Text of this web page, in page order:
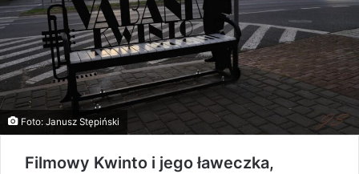
Foto: Janusz Stępiński
Filmowy Kwinto i jego ławeczka,